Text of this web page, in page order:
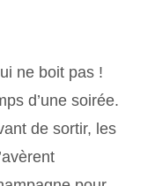
ne boit pas !
d’une soirée.
de sortir, les